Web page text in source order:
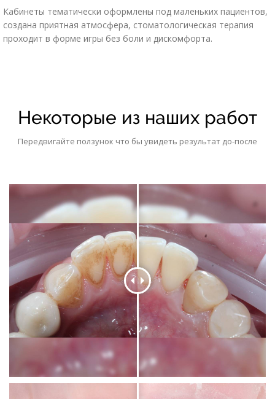
Кабинеты тематически оформлены под маленьких пациентов,
создана приятная атмосфера, стоматологическая терапия
проходит в форме игры без боли и дискомфорта.
Некоторые из наших работ
Передвигайте ползунок что бы увидеть результат до-после